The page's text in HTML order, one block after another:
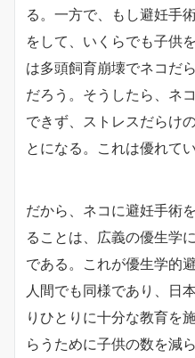
る。一方で、もし避妊手
をして、いくらでも子供
は多頭飼育崩壊でネコだ
だろう。そうしたら、ネ
できず、ストレスだらけ
とになる。これは優れて
だから、ネコに避妊手術
ることは、広義の優生学
である。これが優生学的
人間でも同様であり、日
りひとりに十分な教育を
らうために子供の数を減